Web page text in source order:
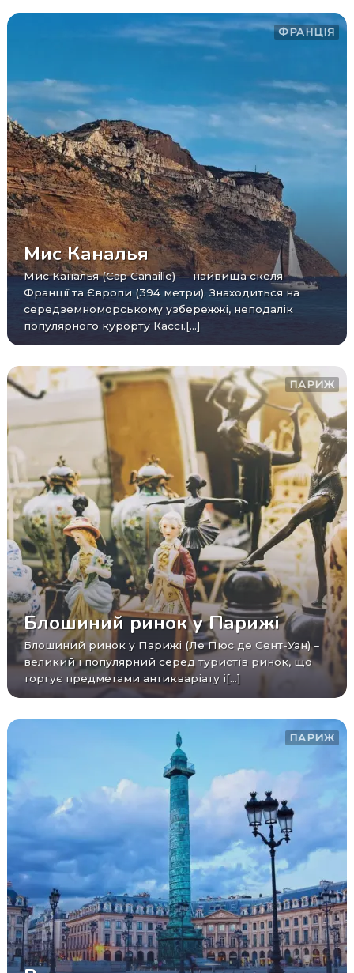
ФРАНЦІЯ
Мис Каналья
Мис Каналья (Cap Canaille) — найвища скеля
Франції та Європи (394 метри). Знаходиться на
середземноморському узбережжі, неподалік
популярного курорту Кассі.[...]
ПАРИЖ
Блошиний ринок у Парижі
Блошиний ринок у Парижі (Ле Пюс де Сент-Уан) –
великий і популярний серед туристів ринок, що
торгує предметами антикваріату і[...]
ПАРИЖ